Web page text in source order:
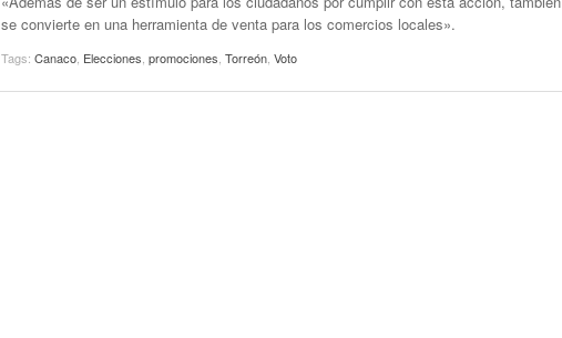
se convierte en una herramienta de venta para los comercios locales».
Tags: Canaco Elecciones promociones Torreón Voto